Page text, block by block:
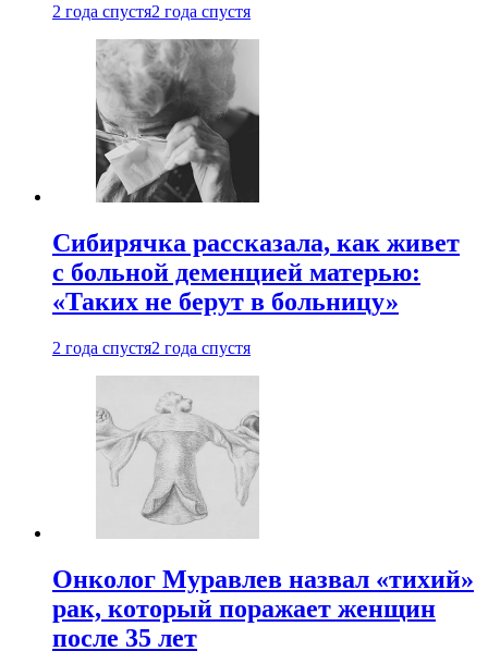
2 года спустя2 года спустя
Сибирячка рассказала, как живет
с больной деменцией матерью:
«Таких не берут в больницу»
2 года спустя2 года спустя
Онколог Муравлев назвал «тихий»
рак, который поражает женщин
после 35 лет